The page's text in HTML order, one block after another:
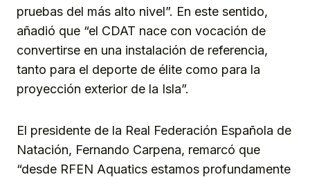
pruebas del más alto nivel”. En este sentido,
añadió que “el CDAT nace con vocación de
convertirse en una instalación de referencia,
tanto para el deporte de élite como para la
proyección exterior de la Isla”.
El presidente de la Real Federación Española de
Natación, Fernando Carpena, remarcó que
“desde RFEN Aquatics estamos profundamente